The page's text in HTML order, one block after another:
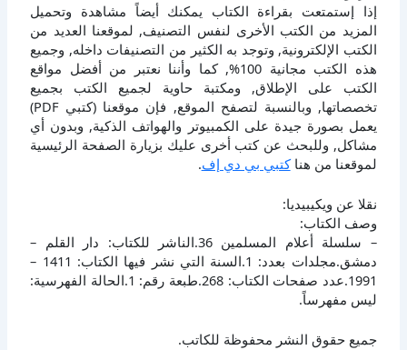
إذا إستمتعت بقراءة الكتاب يمكنك أيضاً مشاهدة وتحميل
المزيد من الكتب الأخرى لنفس التصنيف, لموقعنا العديد من
الكتب الإلكترونية, وتوجد به الكثير من التصنيفات داخله, وجميع
هذه الكتب مجانية 100%, كما وأننا نعتبر من أفضل مواقع
الكتب على الإطلاق, ومكتبة حاوية لجميع الكتب بجميع
تخصصاتها, وبالنسبة لتصفح الموقع, فإن موقعنا (كتبي PDF)
يعمل بصورة جيدة على الكمبيوتر والهواتف الذكية, وبدون أي
مشاكل, وللبحث عن كتب أخرى عليك بزيارة الصفحة الرئيسية
لموقعنا من هناكتبي بي دي إف.
نقلا عن ويكيبيديا:
وصف الكتاب:
– سلسلة أعلام المسلمين 36.الناشر للكتاب: دار القلم –
دمشق.مجلدات بعدد: 1.السنة التي نشر فيها الكتاب: 1411 –
1991.عدد صفحات الكتاب: 268.طبعة رقم: 1.الحالة الفهرسية:
ليس مفهرساً.
جميع حقوق النشر محفوظة للكاتب.